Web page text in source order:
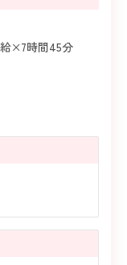
給×7時間45分